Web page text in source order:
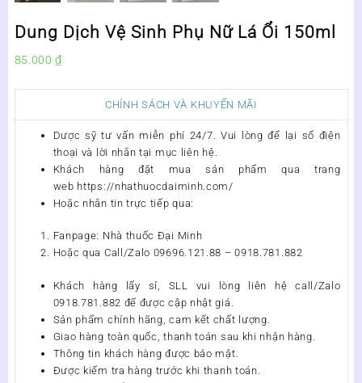
Dung Dịch Vệ Sinh Phụ Nữ Lá Ổi 150ml
85.000₫
CHÍNH SÁCH VÀ KHUYẾN MÃI
Dược sỹ tư vấn miễn phí 24/7. Vui lòng để lại số điện
thoại và lời nhắn tại mục liên hệ.
Khách hàng đặt mua sản phẩm qua trang
web https://nhathuocdaiminh.com/
Hoặc nhắn tin trực tiếp qua:
Fanpage: Nhà thuốc Đại Minh
Hoặc qua Call/Zalo 09696.121.88 – 0918.781.882
Khách hàng lấy sỉ, SLL vui lòng liên hệ call/Zalo
0918.781.882 để được cập nhật giá.
Sản phẩm chính hãng, cam kết chất lượng.
Giao hàng toàn quốc, thanh toán sau khi nhận hàng.
Thông tin khách hàng được bảo mật.
Được kiểm tra hàng trước khi thanh toán.